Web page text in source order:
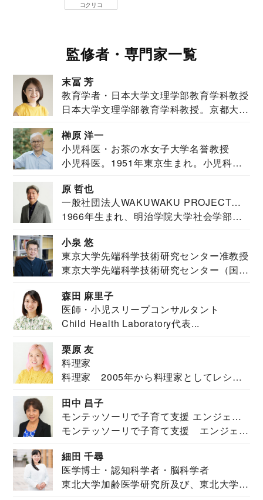
コクリコ
監修者・専門家一覧
末冨 芳
教育学者・日本大学文理学部教育学科教授
日本大学文理学部教育学科教授。京都大学
榊原 洋一
小児科医・お茶の水女子大学名誉教授
小児科医。1951年東京生まれ。小児科
原 哲也
一般社団法人WAKUWAKU PROJECT
JAPAN代表・言語聴覚士・社会福祉士
1966年生まれ、明治学院大学社会学部福
小泉 悠
東京大学先端科学技術研究センター准教授
東京大学先端科学技術研究センター（国際
森田 麻里子
医師・小児スリープコンサルタント
Child Health Laboratory代表...
栗原 友
料理家
料理家 2005年から料理家としてレシピ
田中 昌子
モンテッソーリで子育て支援 エンジェル
ズハウス研究所所長
モンテッソーリで子育て支援 エンジェル
細田 千尋
医学博士・認知科学者・脳科学者
東北大学加齢医学研究所及び、東北大学大